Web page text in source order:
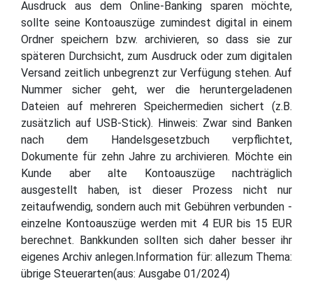
Ausdruck aus dem Online-Banking sparen möchte,
sollte seine Kontoauszüge zumindest digital in einem
Ordner speichern bzw. archivieren, so dass sie zur
späteren Durchsicht, zum Ausdruck oder zum digitalen
Versand zeitlich unbegrenzt zur Verfügung stehen. Auf
Nummer sicher geht, wer die heruntergeladenen
Dateien auf mehreren Speichermedien sichert (z.B.
zusätzlich auf USB-Stick). Hinweis: Zwar sind Banken
nach dem Handelsgesetzbuch verpflichtet,
Dokumente für zehn Jahre zu archivieren. Möchte ein
Kunde aber alte Kontoauszüge nachträglich
ausgestellt haben, ist dieser Prozess nicht nur
zeitaufwendig, sondern auch mit Gebühren verbunden -
einzelne Kontoauszüge werden mit 4 EUR bis 15 EUR
berechnet. Bankkunden sollten sich daher besser ihr
eigenes Archiv anlegen.Information für: allezum Thema:
übrige Steuerarten(aus: Ausgabe 01/2024)